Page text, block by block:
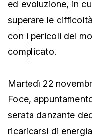
ed evoluzione, in
superare le
con i pericoli del
complicato.
Martedì 22
Foce,
serata danzante
ricaricarsi di